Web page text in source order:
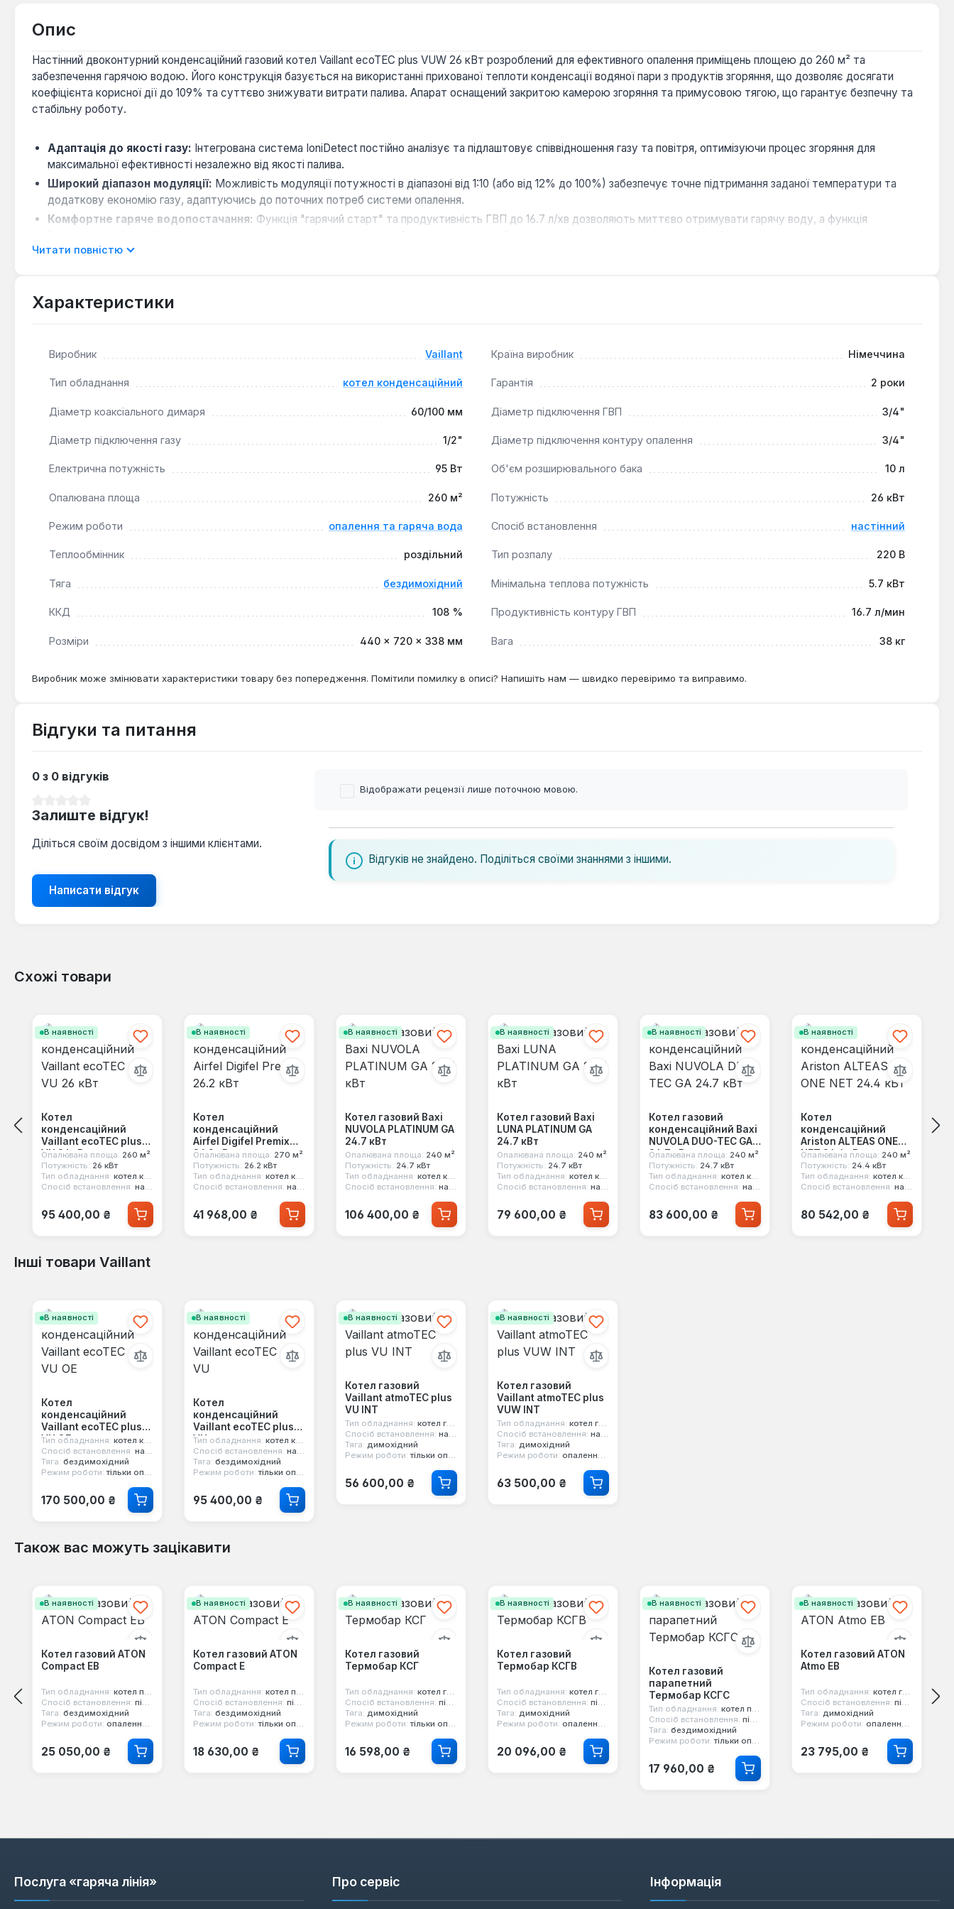
Опис
Настінний двоконтурний конденсаційний газовий котел Vaillant ecoTEC plus VUW 26 кВт розроблений для ефективного опалення приміщень площею до 260 м² та
забезпечення гарячою водою. Його конструкція базується на використанні прихованої теплоти конденсації водяної пари з продуктів згоряння, що дозволяє досягати
коефіцієнта корисної дії до 109% та суттєво знижувати витрати палива. Апарат оснащений закритою камерою згоряння та примусовою тягою, що гарантує безпечну та
стабільну роботу.
Адаптація до якості газу: Інтегрована система IoniDetect постійно аналізує та підлаштовує співвідношення газу та повітря, оптимізуючи процес згоряння для
максимальної ефективності незалежно від якості палива.
Широкий діапазон модуляції: Можливість модуляції потужності в діапазоні від 1:10 (або від 12% до 100%) забезпечує точне підтримання заданої температури та
додаткову економію газу, адаптуючись до поточних потреб системи опалення.
Комфортне гаряче водопостачання: Функція "гарячий старт" та продуктивність ГВП до 16.7 л/хв дозволяють миттєво отримувати гарячу воду, а функція
Надійність та довговічність:
та моніторинг роботи котла.
енергоефективність та стабільна робота. Він підходить як для нових будівель, так і для модернізації існуючих систем опалення, легко інтегруючись у різні конфігурації.
Завдяки своїй конструкції та функціоналу, котел Vaillant ecoTEC plus VUW 26 кВт забезпечує комфортний мікроклімат та економію ресурсів протягом усього
Читати повністю
Характеристики
Виробник Vaillant Країна виробник Німеччина
Тип обладнання котел конденсаційний Гарантія 2 роки
Діаметр коаксіального димаря 60/100 мм Діаметр підключення ГВП 3/4"
Діаметр підключення газу 1/2" Діаметр підключення контуру опалення 3/4"
Електрична потужність 95 Вт Об'єм розширювального бака 10 л
Опалювана площа 260 м² Потужність 26 кВт
Режим роботи опалення та гаряча вода Спосіб встановлення настінний
Теплообмінник роздільний Тип розпалу 220 В
Тяга бездимохідний Мінімальна теплова потужність 5.7 кВт
ККД 108 % Продуктивність контуру ГВП 16.7 л/мин
Розміри 440 × 720 × 338 мм Вага 38 кг
Виробник може змінювати характеристики товару без попередження. Помітили помилку в описі? Напишіть нам — швидко перевіримо та виправимо.
Відгуки та питання
0 з 0 відгуків
Залиште відгук!
Діліться своїм досвідом з іншими клієнтами.
Написати відгук
Відображати рецензії лише поточною мовою.
Відгуків не знайдено. Поділіться своїми знаннями з іншими.
Схожі товари
В наявності
Котел
конденсаційний
Vaillant ecoTEC plus
VU 26 кВт
Опалювана площа: 260 м²
Потужність: 26 кВт
Тип обладнання: котел конденсаційний
Спосіб встановлення: настінний
Звичайна ціна:
95 400,00 ₴
В наявності
Котел
конденсаційний
Airfel Digifel Premix
26.2 кВт
Опалювана площа: 270 м²
Потужність: 26.2 кВт
Тип обладнання: котел конденсаційний
Спосіб встановлення: настінний
Звичайна ціна:
41 968,00 ₴
В наявності
Котел газовий Baxi
NUVOLA PLATINUM GA
24.7 кВт
Опалювана площа: 240 м²
Потужність: 24.7 кВт
Тип обладнання: котел конденсаційний
Спосіб встановлення: настінний
Звичайна ціна:
106 400,00 ₴
В наявності
Котел газовий Baxi
LUNA PLATINUM GA
24.7 кВт
Опалювана площа: 240 м²
Потужність: 24.7 кВт
Тип обладнання: котел конденсаційний
Спосіб встановлення: настінний
Звичайна ціна:
79 600,00 ₴
В наявності
Котел газовий
конденсаційний Baxi
NUVOLA DUO-TEC GA
24.7 кВт
Опалювана площа: 240 м²
Потужність: 24.7 кВт
Тип обладнання: котел конденсаційний
Спосіб встановлення: настінний
Звичайна ціна:
83 600,00 ₴
В наявності
Котел
конденсаційний
Ariston ALTEAS ONE
NET 24.4 кВт
Опалювана площа: 240 м²
Потужність: 24.4 кВт
Тип обладнання: котел конденсаційний
Спосіб встановлення: настінний
Звичайна ціна:
80 542,00 ₴
Інші товари Vaillant
В наявності
Котел
конденсаційний
Vaillant ecoTEC plus
VU OE
Тип обладнання: котел конденсаційний
Спосіб встановлення: настінний
Тяга: бездимохідний
Режим роботи: тільки опалення
Звичайна ціна:
170 500,00 ₴
В наявності
Котел
конденсаційний
Vaillant ecoTEC plus
VU
Тип обладнання: котел конденсаційний
Спосіб встановлення: настінний
Тяга: бездимохідний
Режим роботи: тільки опалення
Звичайна ціна:
95 400,00 ₴
В наявності
Котел газовий
Vaillant atmoTEC plus
VU INT
Тип обладнання: котел газовий
Спосіб встановлення: настінний
Тяга: димохідний
Режим роботи: тільки опалення
Звичайна ціна:
56 600,00 ₴
В наявності
Котел газовий
Vaillant atmoTEC plus
VUW INT
Тип обладнання: котел газовий
Спосіб встановлення: настінний
Тяга: димохідний
Режим роботи: опалення та гаряча вода
Звичайна ціна:
63 500,00 ₴
Також вас можуть зацікавити
В наявності
Котел газовий ATON
Compact ЕВ
Тип обладнання: котел парапетний
Спосіб встановлення: підлоговий
Тяга: бездимохідний
Режим роботи: опалення та гаряча вода
Звичайна ціна:
25 050,00 ₴
В наявності
Котел газовий ATON
Compact E
Тип обладнання: котел парапетний
Спосіб встановлення: підлоговий
Тяга: бездимохідний
Режим роботи: тільки опалення
Звичайна ціна:
18 630,00 ₴
В наявності
Котел газовий
Термобар КСГ
Тип обладнання: котел газовий
Спосіб встановлення: підлоговий
Тяга: димохідний
Режим роботи: тільки опалення
Звичайна ціна:
16 598,00 ₴
В наявності
Котел газовий
Термобар КСГВ
Тип обладнання: котел газовий
Спосіб встановлення: підлоговий
Тяга: димохідний
Режим роботи: опалення та гаряча вода
Звичайна ціна:
20 096,00 ₴
В наявності
Котел газовий
парапетний
Термобар КСГС
Тип обладнання: котел парапетний
Спосіб встановлення: підлоговий
Тяга: бездимохідний
Режим роботи: тільки опалення
Звичайна ціна:
17 960,00 ₴
В наявності
Котел газовий ATON
Atmo ЕВ
Тип обладнання: котел газовий
Спосіб встановлення: підлоговий
Тяга: димохідний
Режим роботи: опалення та гаряча вода
Звичайна ціна:
23 795,00 ₴
Послуга «гаряча лінія» Про сервіс Інформація